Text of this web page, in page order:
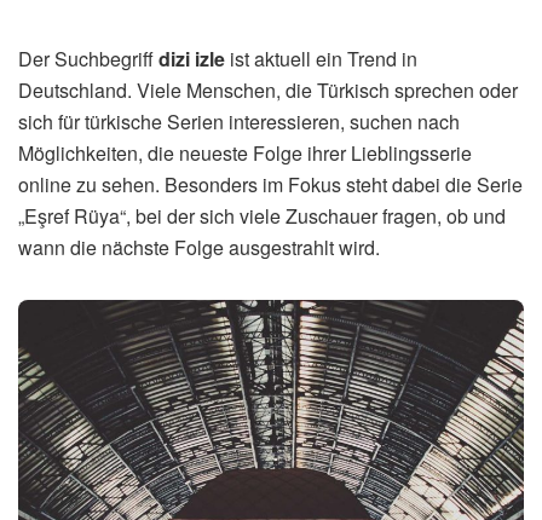
Der Suchbegriffdizi izle ist aktuell ein Trend in
Deutschland. Viele Menschen, die Türkisch sprechen oder
sich für türkische Serien interessieren, suchen nach
Möglichkeiten, die neueste Folge ihrer Lieblingsserie
online zu sehen. Besonders im Fokus steht dabei die Serie
„Eşref Rüya“, bei der sich viele Zuschauer fragen, ob und
wann die nächste Folge ausgestrahlt wird.